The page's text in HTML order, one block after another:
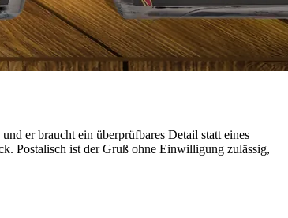
er braucht ein überprüfbares Detail statt eines
Postalisch ist der Gruß ohne Einwilligung zulässig,